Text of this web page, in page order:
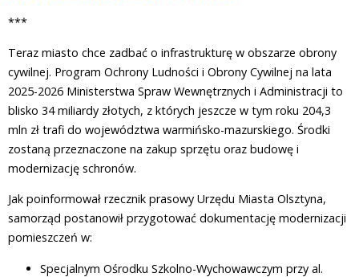
***
Teraz miasto chce zadbać o infrastrukturę w obszarze obrony
cywilnej. Program Ochrony Ludności i Obrony Cywilnej na lata
2025-2026 Ministerstwa Spraw Wewnętrznych i Administracji to
blisko 34 miliardy złotych, z których jeszcze w tym roku 204,3
mln zł trafi do województwa warmińsko-mazurskiego. Środki
zostaną przeznaczone na zakup sprzętu oraz budowę i
modernizację schronów.
Jak poinformował rzecznik prasowy Urzędu Miasta Olsztyna,
samorząd postanowił przygotować dokumentację modernizacji
pomieszczeń w:
Specjalnym Ośrodku Szkolno-Wychowawczym przy al.